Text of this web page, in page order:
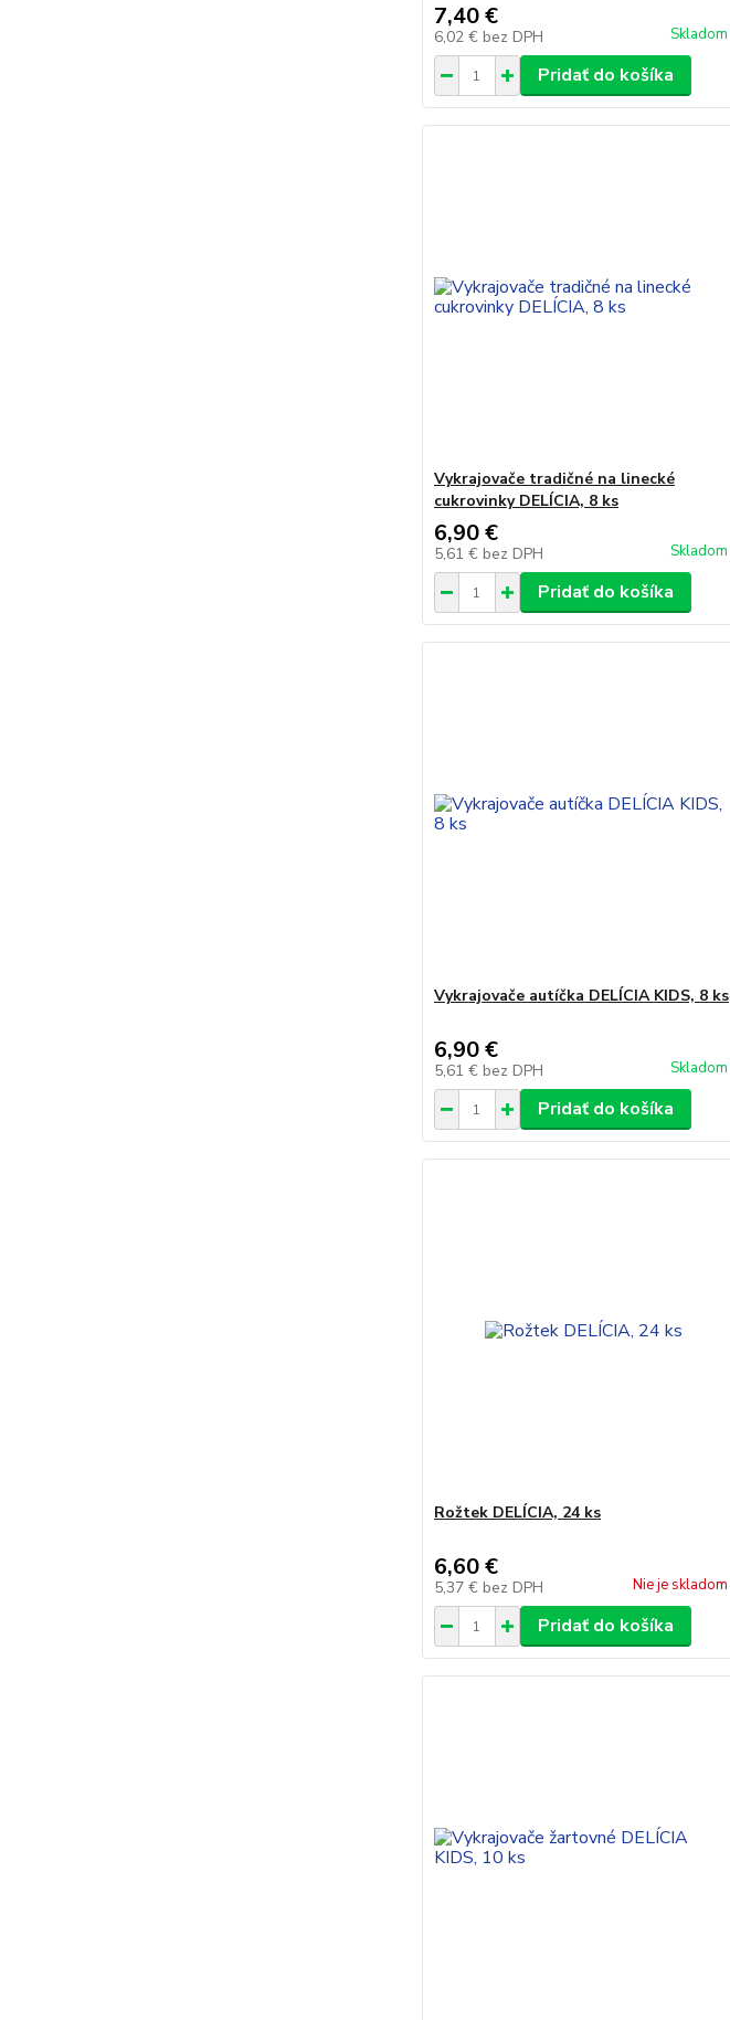
7,40 €
6,02 € bez DPH Skladom
Pridať do košíka
Vykrajovače tradičné na linecké
cukrovinky DELÍCIA, 8 ks
6,90 €
5,61 € bez DPH Skladom
Pridať do košíka
Vykrajovače autíčka DELÍCIA KIDS, 8 ks
6,90 €
5,61 € bez DPH Skladom
Pridať do košíka
Rožtek DELÍCIA, 24 ks
6,60 €
5,37 € bez DPH Nie je skladom
Pridať do košíka